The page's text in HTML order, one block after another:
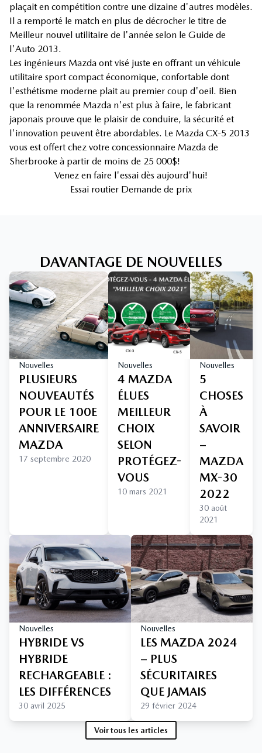
plaçait en compétition contre une dizaine d'autres modèles.
Il a remporté le match en plus de décrocher le titre de
Meilleur nouvel utilitaire de l'année selon le Guide de
l'Auto 2013.
Les ingénieurs Mazda ont visé juste en offrant un véhicule
utilitaire sport compact économique, confortable dont
l'esthétisme moderne plait au premier coup d'oeil. Bien
que la renommée Mazda n'est plus à faire, le fabricant
japonais prouve que le plaisir de conduire, la sécurité et
l'innovation peuvent être abordables. Le Mazda CX-5 2013
vous est offert chez votre concessionnaire Mazda de
Sherbrooke à partir de moins de 25 000$!
Venez en faire l'essai dès aujourd'hui!
Essai routier Demande de prix
DAVANTAGE DE NOUVELLES
Nouvelles
PLUSIEURS
NOUVEAUTÉS
POUR LE 100E
ANNIVERSAIRE
MAZDA
17 septembre 2020
Nouvelles
4 MAZDA
ÉLUES
MEILLEUR
CHOIX
SELON
PROTÉGEZ-
VOUS
10 mars 2021
Nouvelles
5
CHOSES
À
SAVOIR
–
MAZDA
MX-30
2022
30 août
2021
Nouvelles
HYBRIDE VS
HYBRIDE
RECHARGEABLE :
LES DIFFÉRENCES
30 avril 2025
Nouvelles
LES MAZDA 2024
– PLUS
SÉCURITAIRES
QUE JAMAIS
29 février 2024
Voir tous les articles